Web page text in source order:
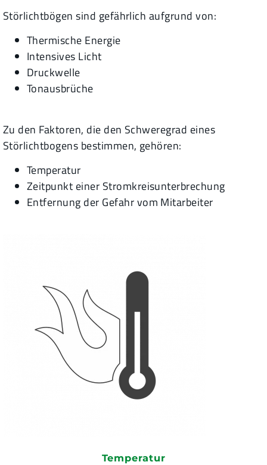
Störlichtbögen sind gefährlich aufgrund von:
Thermische Energie
Intensives Licht
Druckwelle
Tonausbrüche
Zu den Faktoren, die den Schweregrad eines
Störlichtbogens bestimmen, gehören:
Temperatur
Zeitpunkt einer Stromkreisunterbrechung
Entfernung der Gefahr vom Mitarbeiter
Temperatur